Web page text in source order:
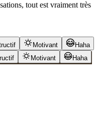
tout est vraiment très
Motivant
Haha
Motivant
Haha